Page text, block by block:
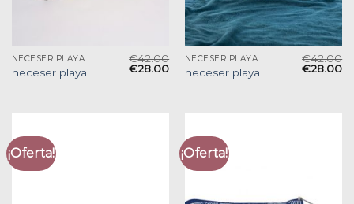
NECESER PLAYA
neceser playa
€42.00
€28.00
NECESER PLAYA
neceser playa
€42.00
€28.00
¡Oferta! ¡Oferta!